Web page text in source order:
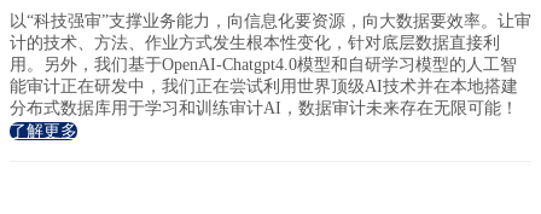
以“科技强审”支撑业务能力，向信息化要资源，向大数据要效率。让审
计的技术、方法、作业方式发生根本性变化，针对底层数据直接利
用。另外，我们基于OpenAI-Chatgpt4.0模型和自研学习模型的人工智
能审计正在研发中，我们正在尝试利用世界顶级AI技术并在本地搭建
分布式数据库用于学习和训练审计AI，数据审计未来存在无限可能！
了解更多